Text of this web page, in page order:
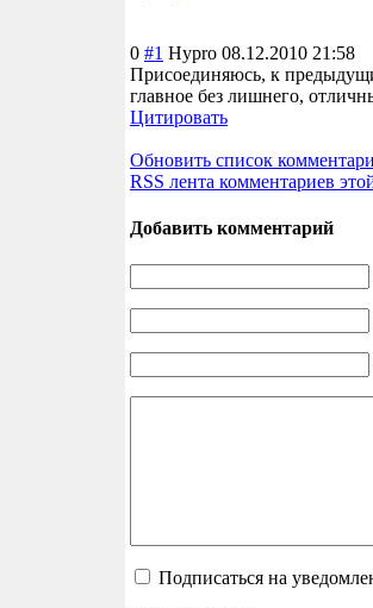
0 #1 Hypro 08.12.2010 21:58
Присоединяюсь, к
главное без лишнего,
Цитировать
Обновить список
RSS лента комментариев
Добавить комментарий
Подписаться на